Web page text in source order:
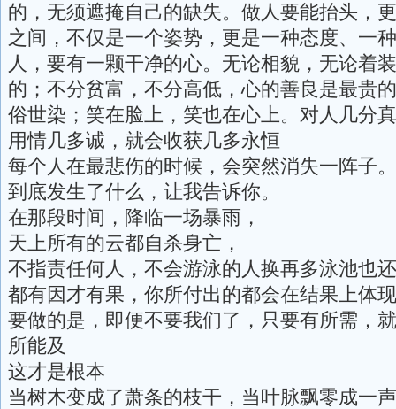
的，无须遮掩自己的缺失。做人要能抬头，
之间，不仅是一个姿势，更是一种态度、一
人，要有一颗干净的心。无论相貌，无论着
的；不分贫富，不分高低，心的善良是最贵
俗世染；笑在脸上，笑也在心上。对人几分
用情几多诚，就会收获几多永恒
每个人在最悲伤的时候，会突然消失一阵子。
到底发生了什么，让我告诉你。
在那段时间，降临一场暴雨，
天上所有的云都自杀身亡，
不指责任何人，不会游泳的人换再多泳池也
都有因才有果，你所付出的都会在结果上体现
要做的是，即便不要我们了，只要有所需，
所能及
这才是根本
当树木变成了萧条的枝干，当叶脉飘零成一